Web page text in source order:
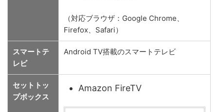
（対応ブラウザ：Google Chrome、
Firefox、Safari）
スマートテ
レビ
Android TV搭載のスマートテレビ
セットトッ
プボックス
Amazon FireTV